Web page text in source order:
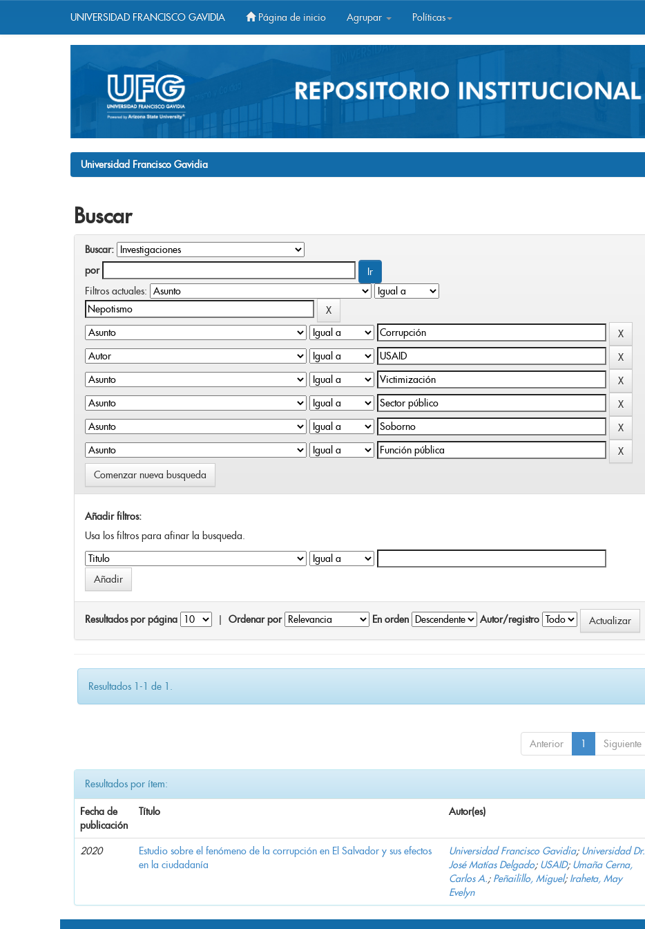
UNIVERSIDAD FRANCISCO GAVIDIA Página de inicio Agrupar Políticas
Universidad Francisco Gavidia
Buscar
Buscar:
por
Filtros actuales:
Comenzar nueva busqueda
Añadir filtros:
Usa los filtros para afinar la busqueda.
Resultados por página Ordenar por En orden Autor/registro
Resultados 1-1 de 1.
Anterior 1 Siguiente
Resultados por ítem:
Fecha de
publicación
Título Autor(es)
2020
Estudio sobre el fenómeno de la corrupción en El Salvador y sus efectos
en la ciudadanía
Universidad Francisco Gavidia; Universidad Dr.
José Matías Delgado; USAID; Umaña Cerna,
Carlos A.; Peñailillo, Miguel; Iraheta, May
Evelyn